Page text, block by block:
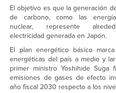
El objetivo es que la generación
de carbono, como las
nuclear, represente
electricidad generada en Japón.
El plan energético básico
energéticas del país a medio y
primer ministro Yoshihide
emisiones de gases de efecto
año fiscal 2030 respecto a los